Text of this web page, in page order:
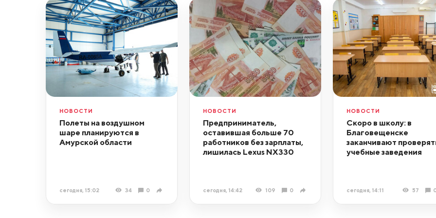
НОВОСТИ
Полеты на воздушном
шаре планируются в
Амурской области
сегодня, 15:02 34 0
НОВОСТИ
Предприниматель,
оставившая больше 70
работников без зарплаты,
лишилась Lexus NX330
сегодня, 14:42 109 0
НОВОСТИ
Скоро в школу: в
Благовещенске
заканчивают
учебные заведения
сегодня, 14:11 57